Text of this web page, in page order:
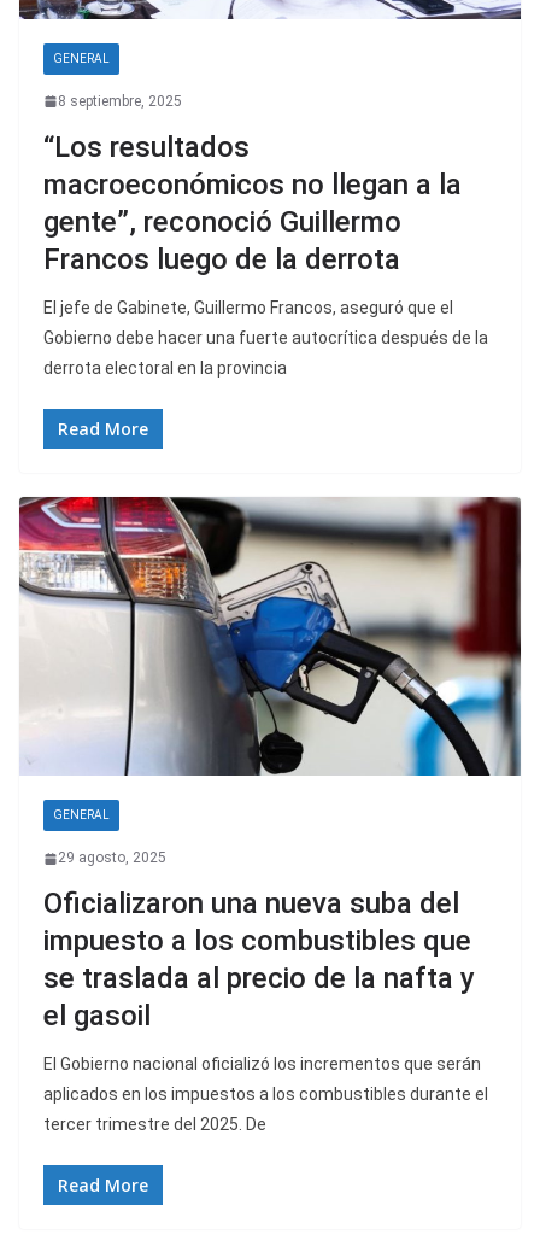
GENERAL
8 septiembre, 2025
“Los resultados
macroeconómicos no llegan a la
gente”, reconoció Guillermo
Francos luego de la derrota
El jefe de Gabinete, Guillermo Francos, aseguró que el
Gobierno debe hacer una fuerte autocrítica después de la
derrota electoral en la provincia
Read More
GENERAL
29 agosto, 2025
Oficializaron una nueva suba del
impuesto a los combustibles que
se traslada al precio de la nafta y
el gasoil
El Gobierno nacional oficializó los incrementos que serán
aplicados en los impuestos a los combustibles durante el
tercer trimestre del 2025. De
Read More